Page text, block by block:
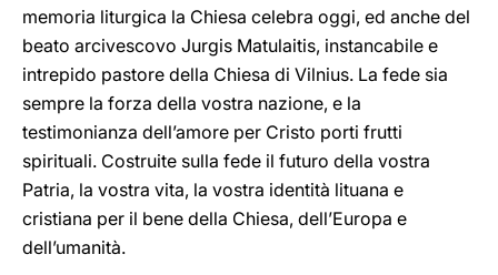
memoria liturgica la Chiesa celebra oggi, ed anche del
beato arcivescovo Jurgis Matulaitis, instancabile e
intrepido pastore della Chiesa di Vilnius. La fede sia
sempre la forza della vostra nazione, e la
testimonianza dell’amore per Cristo porti frutti
spirituali. Costruite sulla fede il futuro della vostra
Patria, la vostra vita, la vostra identità lituana e
cristiana per il bene della Chiesa, dell’Europa e
dell’umanità.